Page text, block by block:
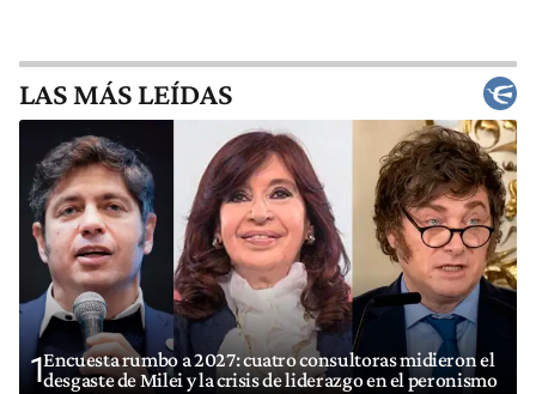
LAS MÁS LEÍDAS
1Encuesta rumbo a 2027: cuatro consultoras midieron el
desgaste de Milei y la crisis de liderazgo en el peronismo